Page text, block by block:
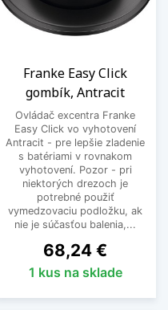
Franke Easy Click
gombík, Antracit
Ovládač excentra Franke
Easy Click vo vyhotovení
Antracit - pre lepšie zladenie
s batériami v rovnakom
vyhotovení. Pozor - pri
niektorých drezoch je
potrebné použiť
vymedzovaciu podložku, ak
nie je súčasťou balenia,...
Cena
68,24 €
1 kus na sklade